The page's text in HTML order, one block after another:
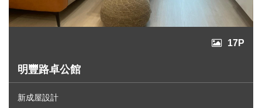
17P
明豐路卓公館
新成屋設計